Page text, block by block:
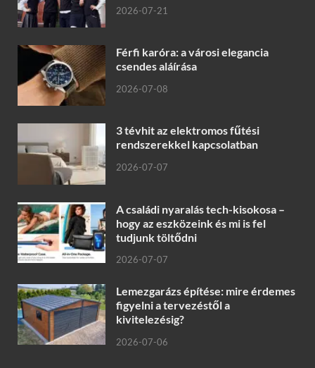
2026-07-21
Férfi karóra: a városi elegancia
csendes aláírása
2026-07-08
3 tévhit az elektromos fűtési
rendszerekkel kapcsolatban
2026-07-07
A családi nyaralás tech-kisokosa –
hogy az eszközeink és mi is fel
tudjunk töltődni
2026-07-07
Lemezgarázs építése: mire érdemes
figyelni a tervezéstől a
kivitelezésig?
2026-07-06